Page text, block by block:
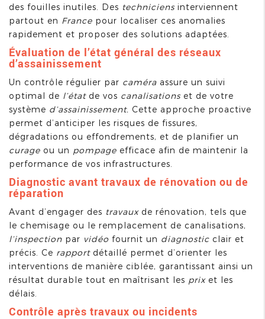
des fouilles inutiles. Des techniciens interviennent
partout en France pour localiser ces anomalies
rapidement et proposer des solutions adaptées.
Évaluation de l’état général des réseaux
d’assainissement
Un contrôle régulier par caméra assure un suivi
optimal de l’étatde vos canalisations et de votre
système d’assainissement. Cette approche proactive
permet d’anticiper les risques de fissures,
dégradations ou effondrements, et de planifier un
curage ou un pompage efficace afin de maintenir la
performance de vos infrastructures.
Diagnostic avant travaux de rénovation ou de
réparation
Avant d’engager des travauxde rénovation, tels que
le chemisage ou le remplacement de canalisations,
l’inspection par vidéo fournit un diagnostic clair et
précis. Ce rapportdétaillé permet d’orienter les
interventions de manière ciblée, garantissant ainsi un
résultat durable tout en maîtrisant les prixet les
délais.
Contrôle après travaux ou incidents